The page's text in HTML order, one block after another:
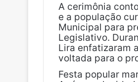
A cerimônia
e a população
Municipal para
Legislativo.
Lira enfatizaram
voltada para o
Festa popular